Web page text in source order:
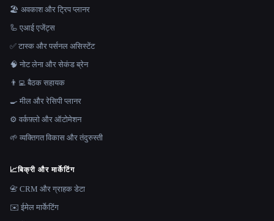
🏖 अवकाश और ट्रिप प्लानर
🦾 एआई एजेंट्स
✅ टास्क और पर्सनल असिस्टेंट
🧠 नोट लेना और सेकंड ब्रेन
👨‍💻 बैठक सहायक
🍳 मील और रेसिपी प्लानर
⚙️ वर्कफ़्लो और ऑटोमेशन
🌱 व्यक्तिगत विकास और तंदुरुस्ती
📈बिक्री और मार्केटिंग
📇 CRM और ग्राहक डेटा
✉️ ईमेल मार्केटिंग